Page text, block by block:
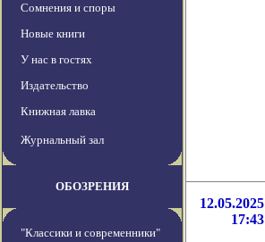
Сомнения и споры
Новые книги
У нас в гостях
Издательство
Книжная лавка
Журнальный зал
ОБОЗРЕНИЯ
"Классики и современники"
12.05.2025
17:43